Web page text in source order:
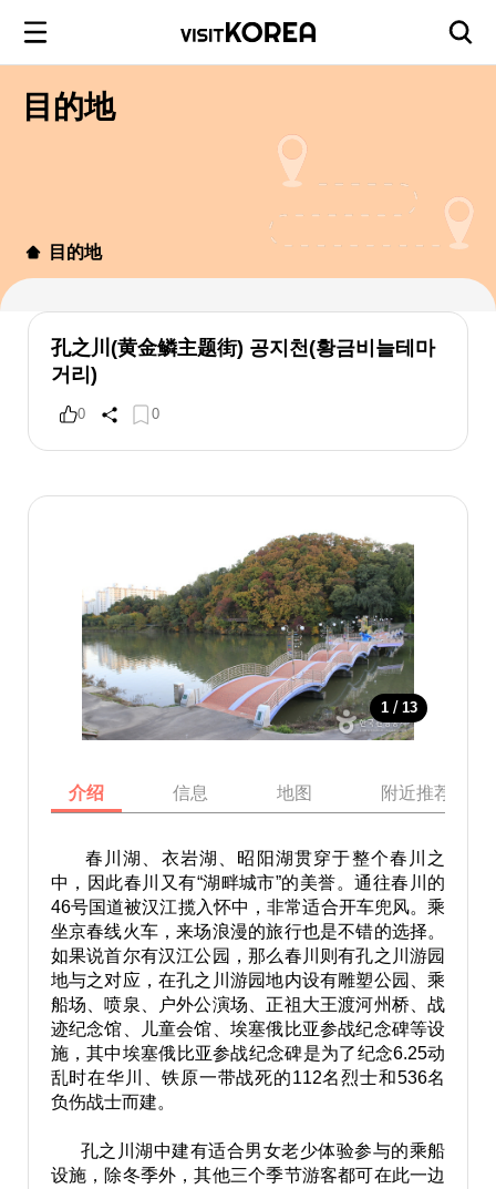
目的地
目的地
孔之川(黄金鳞主题街) 공지천(황금비늘테마
거리)
0 0
1 / 13
介绍 信息 地图 附近推荐景点
春川湖、衣岩湖、昭阳湖贯穿于整个春川之
中，因此春川又有“湖畔城市”的美誉。通往春川的
46号国道被汉江揽入怀中，非常适合开车兜风。乘
坐京春线火车，来场浪漫的旅行也是不错的选择。
如果说首尔有汉江公园，那么春川则有孔之川游园
地与之对应，在孔之川游园地内设有雕塑公园、乘
船场、喷泉、户外公演场、正祖大王渡河州桥、战
迹纪念馆、儿童会馆、埃塞俄比亚参战纪念碑等设
施，其中埃塞俄比亚参战纪念碑是为了纪念6.25动
乱时在华川、铁原一带战死的112名烈士和536名
负伤战士而建。
孔之川湖中建有适合男女老少体验参与的乘船
设施，除冬季外，其他三个季节游客都可在此一边